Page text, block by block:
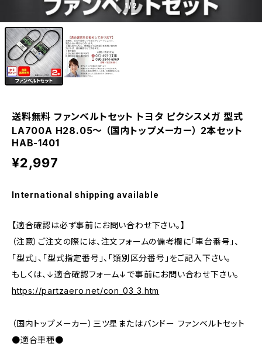
1/2
送料無料 ファンベルトセット トヨタ ピクシスメガ 型式
LA700A H28.05～ （国内トップメーカー） 2本セット
HAB-1401
¥2,997
International shipping available
【適合確認は必ず事前にお問い合わせ下さい。】
（注意）ご注文の際には、注文フォームの備考欄に「車台番号」、
「型式」、「型式指定番号」、「類別区分番号」をご記入下さい。
もしくは、↓適合確認フォーム↓で事前にお問い合わせ下さい。
https://partzaero.net/con_03_3.htm
（国内トップメーカー）三ツ星またはバンドー ファンベルトセット
●適合車種●